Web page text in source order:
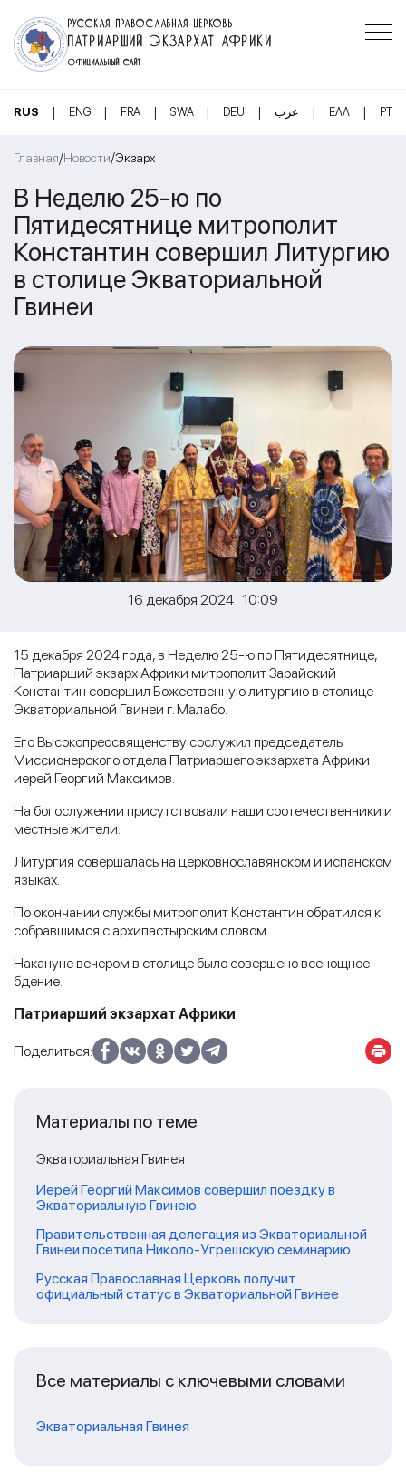
РУССКАЯ ПРАВОСЛАВНАЯ ЦЕРКОВЬ
ПАТРИАРШИЙ ЭКЗАРХАТ АФРИКИ
ОФИЦИАЛЬНЫЙ САЙТ
RUS | ENG | FRA | SWA | DEU | عرب | ΕΛΛ | PT
Главная/Новости/Экзарх
В Неделю 25-ю по
Пятидесятнице митрополит
Константин совершил Литургию
в столице Экваториальной
Гвинеи
16 декабря 2024 10:09
15 декабря 2024 года, в Неделю 25-ю по Пятидесятнице,
Патриарший экзарх Африки митрополит Зарайский
Константин совершил Божественную литургию в столице
Экваториальной Гвинеи г. Малабо.
Его Высокопреосвященству сослужил председатель
Миссионерского отдела Патриаршего экзархата Африки
иерей Георгий Максимов.
На богослужении присутствовали наши соотечественники и
местные жители.
Литургия совершалась на церковнославянском и испанском
языках.
По окончании службы митрополит Константин обратился к
собравшимся с архипастырским словом.
Накануне вечером в столице было совершено всенощное
бдение.
Патриарший экзархат Африки
Поделиться:
Материалы по теме
Экваториальная Гвинея
Иерей Георгий Максимов совершил поездку в
Экваториальную Гвинею
Правительственная делегация из Экваториальной
Гвинеи посетила Николо-Угрешскую семинарию
Русская Православная Церковь получит
официальный статус в Экваториальной Гвинее
Все материалы с ключевыми словами
Экваториальная Гвинея